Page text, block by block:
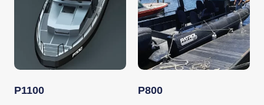
P1100 P800